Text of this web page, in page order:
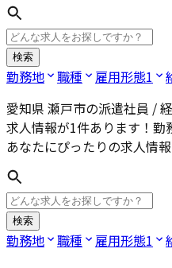
検索
勤務地 職種 雇用形態1
愛知県 瀬戸市の派遣社員 /
求人情報が1件あります！勤
あなたにぴったりの求人情
検索
勤務地 職種 雇用形態1